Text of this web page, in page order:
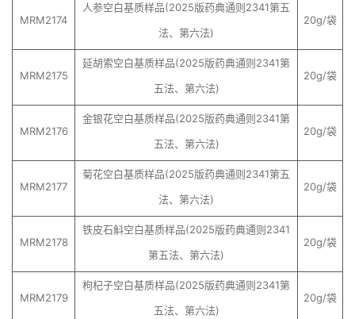
MRM2174
人参空白基质样品(2025版药典通则2341第五
法、第六法)
20g/袋
MRM2175
延胡索空白基质样品(2025版药典通则2341第
五法、第六法)
20g/袋
MRM2176
金银花空白基质样品(2025版药典通则2341第
五法、第六法)
20g/袋
MRM2177
菊花空白基质样品(2025版药典通则2341第五
法、第六法)
20g/袋
MRM2178
铁皮石斛空白基质样品(2025版药典通则2341
第五法、第六法)
20g/袋
MRM2179
枸杞子空白基质样品(2025版药典通则2341第
五法、第六法)
20g/袋